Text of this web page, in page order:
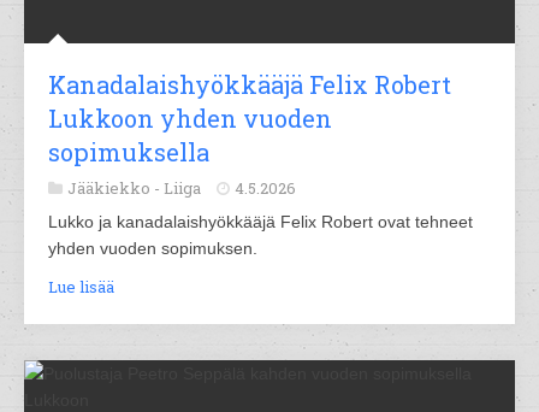
Kanadalaishyökkääjä Felix Robert
Lukkoon yhden vuoden
sopimuksella
Jääkiekko - Liiga 4.5.2026
Lukko ja kanadalaishyökkääjä Felix Robert ovat tehneet
yhden vuoden sopimuksen.
Lue lisää